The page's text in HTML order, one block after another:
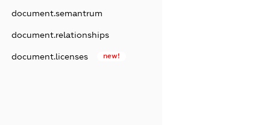
document.semantrum
document.relationships
document.licenses new!